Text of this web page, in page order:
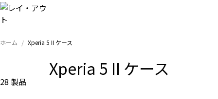
トップ
ホーム Xperia 5 II ケース
Xperia 5 II ケース
28 製品